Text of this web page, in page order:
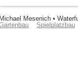
Mesenich •
Spielplatzbau